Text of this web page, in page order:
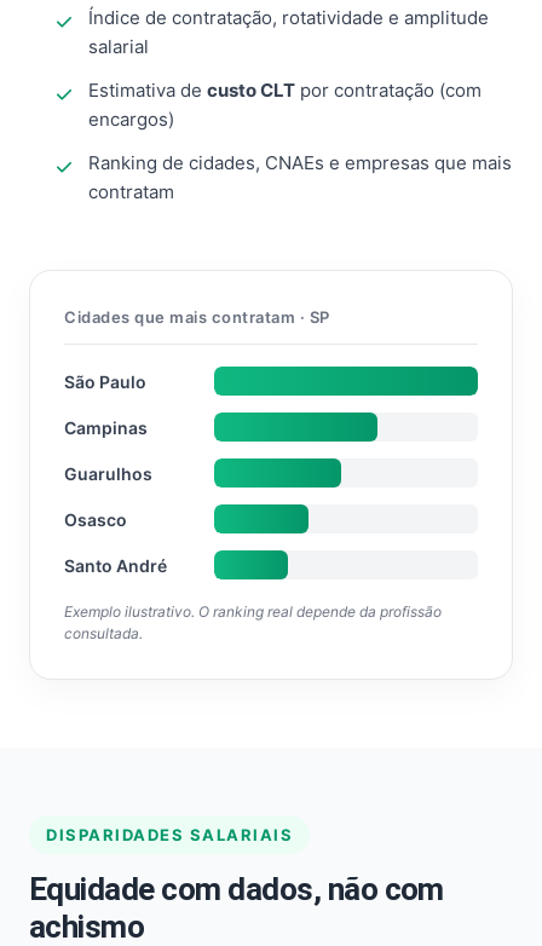
Índice de contratação, rotatividade e amplitude
salarial
Estimativa de custo CLT por contratação (com
encargos)
Ranking de cidades, CNAEs e empresas que mais
contratam
Cidades que mais contratam · SP
São Paulo
Campinas
Guarulhos
Osasco
Santo André
Exemplo ilustrativo. O ranking real depende da profissão
consultada.
DISPARIDADES SALARIAIS
Equidade com dados, não com
achismo